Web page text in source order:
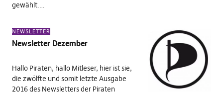
gewählt.…
NEWSLETTER
Newsletter Dezember
Hallo Piraten, hallo Mitleser, hier ist sie,
die zwölfte und somit letzte Ausgabe
2016 des Newsletters der Piraten